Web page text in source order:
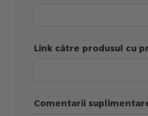
Link către produsul cu
Comentarii